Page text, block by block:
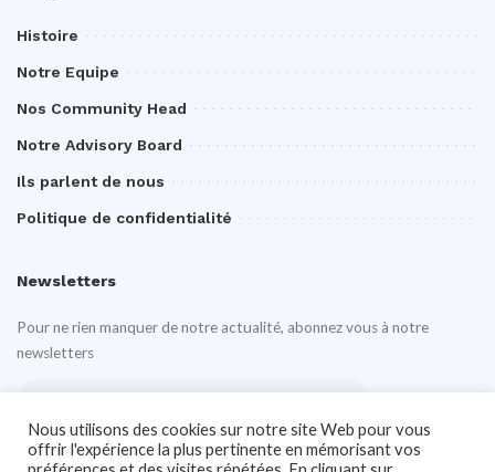
Histoire
Notre Equipe
Nos Community Head
Notre Advisory Board
Ils parlent de nous
Politique de confidentialité
Newsletters
Pour ne rien manquer de notre actualité, abonnez vous à notre
newsletters
Nous utilisons des cookies sur notre site Web pour vous
offrir l'expérience la plus pertinente en mémorisant vos